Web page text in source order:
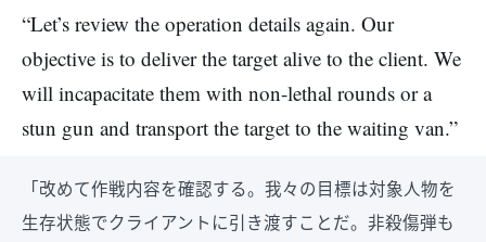
“Let’s review the operation details again. Our
objective is to deliver the target alive to the client. We
will incapacitate them with non-lethal rounds or a
stun gun and transport the target to the waiting van.”
「改めて作戦内容を確認する。我々の目標は対象人物を
生存状態でクライアントに引き渡すことだ。非殺傷弾も